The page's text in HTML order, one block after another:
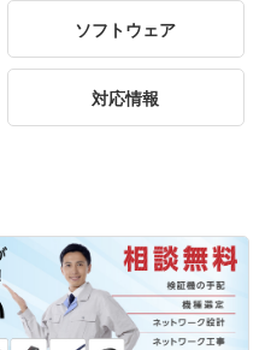
ソフトウェア
対応情報